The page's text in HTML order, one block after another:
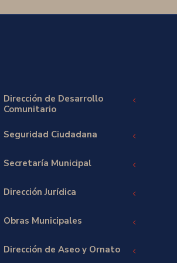
Dirección de Desarrollo
Comunitario
Seguridad Ciudadana
Secretaría Municipal
Dirección Jurídica
Obras Municipales
Dirección de Aseo y Ornato